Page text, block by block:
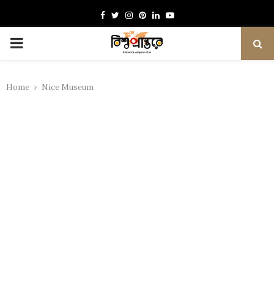
Facebook
TwitterInstagram
Pinterest
LinkedinYoutube
PRIMARY
Home Nice Museum